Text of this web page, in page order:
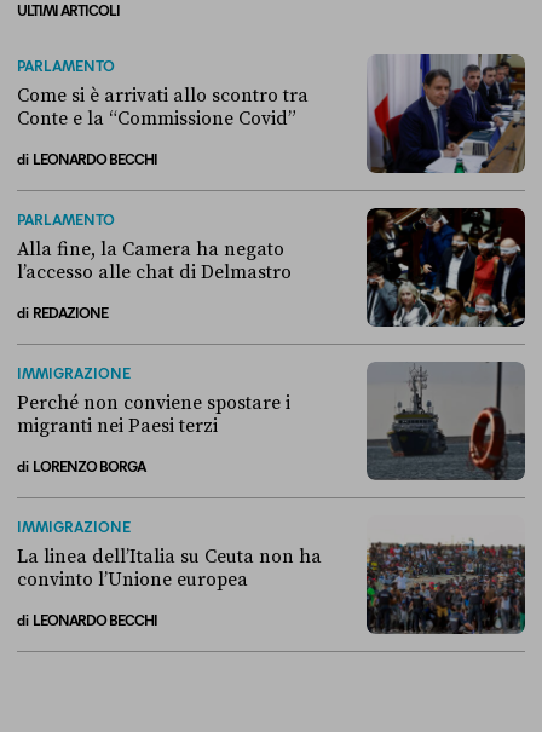
ULTIMI ARTICOLI
PARLAMENTO
Come si è arrivati allo scontro tra
Conte e la “Commissione Covid”
di LEONARDO BECCHI
PARLAMENTO
Alla fine, la Camera ha negato
l’accesso alle chat di Delmastro
di REDAZIONE
IMMIGRAZIONE
Perché non conviene spostare i
migranti nei Paesi terzi
di LORENZO BORGA
IMMIGRAZIONE
La linea dell’Italia su Ceuta non ha
convinto l’Unione europea
di LEONARDO BECCHI